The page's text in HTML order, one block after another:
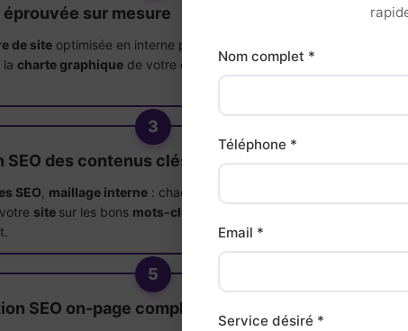
sur mesure
de site optimisée en interne par
la charte graphique de votre entreprise. Efficace dès le premier
3
SEO des contenus clés
SEO maillage interne : chaque contenu est rédigé pour
votre site sur les bons mots-clés
5
SEO on-page complète
Nom complet *
Téléphone *
Email *
Service désiré *